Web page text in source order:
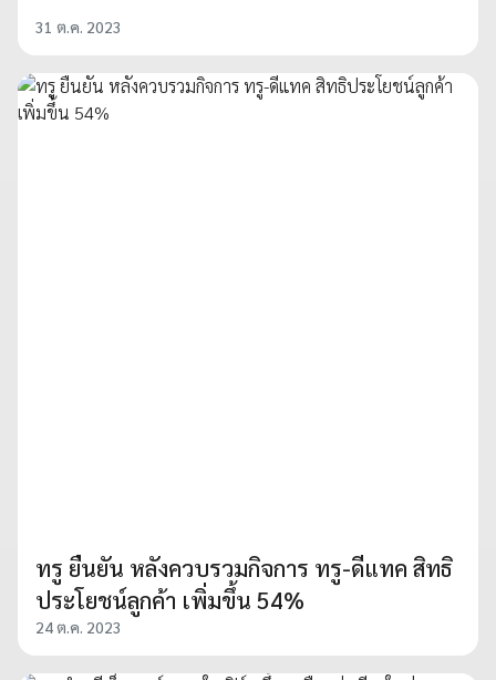
31 ต.ค. 2023
ทรู ยืนยัน หลังควบรวมกิจการ ทรู-ดีแทค สิทธิ
ประโยชน์ลูกค้า เพิ่มขึ้น 54%
24 ต.ค. 2023